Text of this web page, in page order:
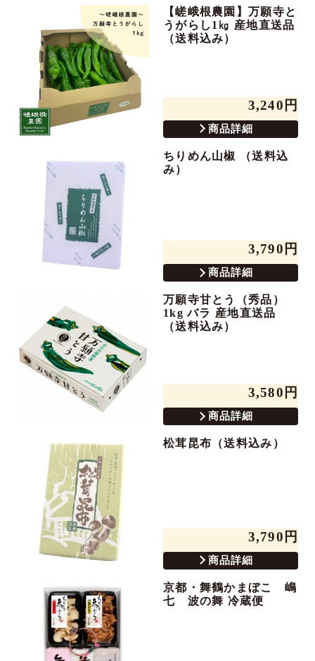
【嵯峨根農園】万願寺と
うがらし1㎏ 産地直送品
（送料込み）
3,240円
商品詳細
ちりめん山椒 （送料込
み）
3,790円
商品詳細
万願寺甘とう（秀品）
1kg バラ 産地直送品
（送料込み）
3,580円
商品詳細
松茸昆布（送料込み）
3,790円
商品詳細
京都・舞鶴かまぼこ 嶋
七 波の舞 冷蔵便